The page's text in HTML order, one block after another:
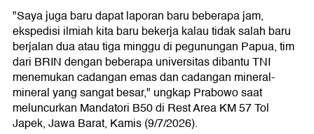
"Saya juga baru dapat laporan baru beberapa jam,
ekspedisi ilmiah kita baru bekerja kalau tidak salah baru
berjalan dua atau tiga minggu di pegunungan Papua, tim
dari BRIN dengan beberapa universitas dibantu TNI
menemukan cadangan emas dan cadangan mineral-
mineral yang sangat besar," ungkap Prabowo saat
meluncurkan Mandatori B50 di Rest Area KM 57 Tol
Japek, Jawa Barat, Kamis (9/7/2026).